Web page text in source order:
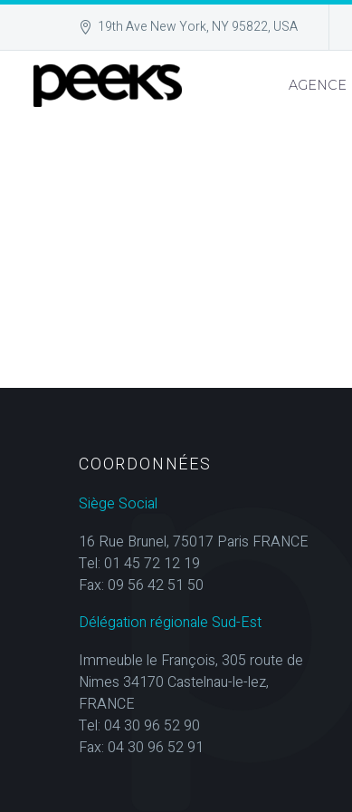
19th Ave New York, NY 95822, USA
AGENCE
COORDONNÉES
Siège Social
16 Rue Brunel, 75017 Paris FRANCE
Tel: 01 45 72 12 19
Fax: 09 56 42 51 50
Délégation régionale Sud-Est
Immeuble le François, 305 route de
Nimes 34170 Castelnau-le-lez,
FRANCE
Tel: 04 30 96 52 90
Fax: 04 30 96 52 91